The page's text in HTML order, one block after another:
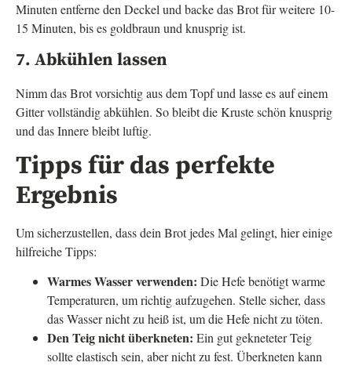
Minuten entferne den Deckel und backe das Brot für weitere 10-
15 Minuten, bis es goldbraun und knusprig ist.
7. Abkühlen lassen
Nimm das Brot vorsichtig aus dem Topf und lasse es auf einem
Gitter vollständig abkühlen. So bleibt die Kruste schön knusprig
und das Innere bleibt luftig.
Tipps für das perfekte
Ergebnis
Um sicherzustellen, dass dein Brot jedes Mal gelingt, hier einige
hilfreiche Tipps:
Warmes Wasser verwenden: Die Hefe benötigt warme
Temperaturen, um richtig aufzugehen. Stelle sicher, dass
das Wasser nicht zu heiß ist, um die Hefe nicht zu töten.
Den Teig nicht überkneten: Ein gut gekneteter Teig
sollte elastisch sein, aber nicht zu fest. Überkneten kann